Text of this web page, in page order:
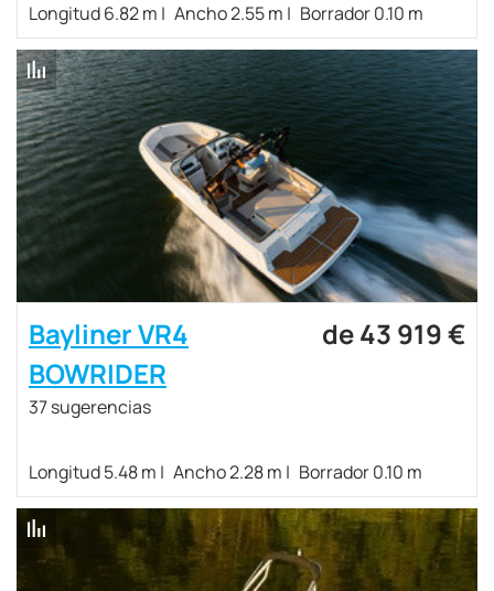
Longitud 6.82 m Ancho 2.55 m Borrador 0.10 m
Bayliner VR4
BOWRIDER
37 sugerencias
de 43 919 €
Longitud 5.48 m Ancho 2.28 m Borrador 0.10 m